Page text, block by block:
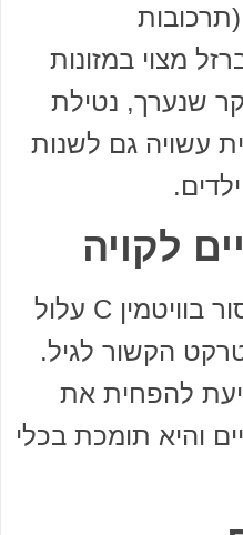
של ברזל שאינו heme (תרכובות
מצוי במזונות
שנערך, נטילת
עשויה גם לשנות
מחקרים מראים שמחסור בוויטמין C עלול
הקשור לגיל.
להפחית את
והיא תומכת בכלי